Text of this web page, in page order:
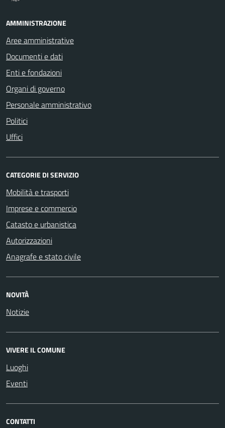
AMMINISTRAZIONE
Aree amministrative
Documenti e dati
Enti e fondazioni
Organi di governo
Personale amministrativo
Politici
Uffici
CATEGORIE DI SERVIZIO
Mobilità e trasporti
Imprese e commercio
Catasto e urbanistica
Autorizzazioni
Anagrafe e stato civile
NOVITÀ
Notizie
VIVERE IL COMUNE
Luoghi
Eventi
CONTATTI